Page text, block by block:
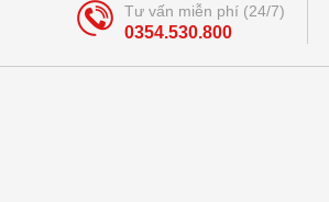
Tư vấn miễn phí (24/7)
0354.530.800